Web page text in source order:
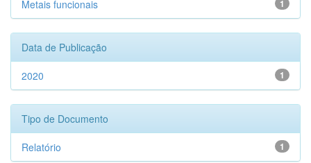
1
Metais funcionais
Data de Publicação
1
2020
Tipo de Documento
1
Relatório